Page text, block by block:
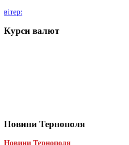
вітер:
Курси валют
Новини Тернополя
Новини Тернополя